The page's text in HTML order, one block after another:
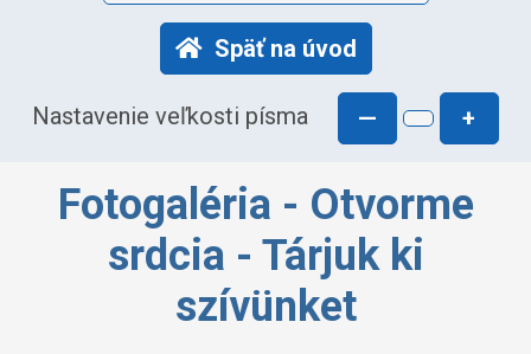
Späť na úvod
Nastavenie veľkosti písma — +
Fotogaléria - Otvorme
srdcia - Tárjuk ki
szívünket